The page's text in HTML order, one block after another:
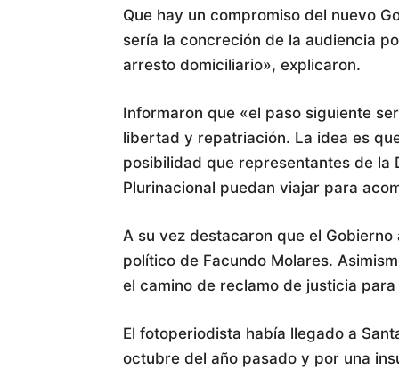
Que hay un compromiso del nuevo
sería la concreción de la audiencia
arresto domiciliario», explicaron.
Informaron que «el paso siguiente
libertad y repatriación. La idea es
posibilidad que representantes de la
Plurinacional puedan viajar para
A su vez destacaron que el
político de Facundo Molares.
el camino de reclamo de justicia
El fotoperiodista había llegado a
octubre del año pasado y por una